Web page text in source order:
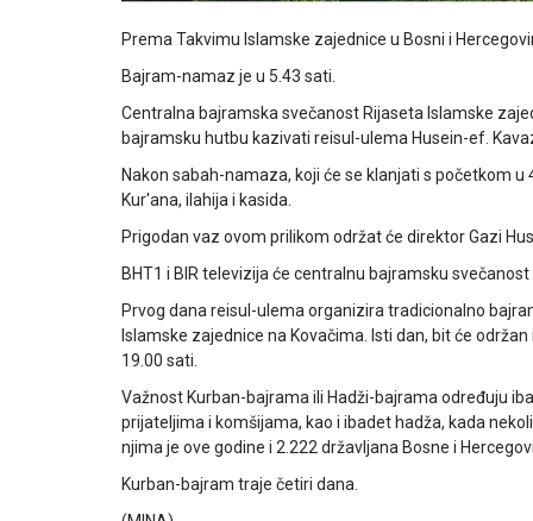
Prema Takvimu Islamske zajednice u Bosni i
Bajram-namaz je u 5.43 sati.
Centralna bajramska svečanost Rijaseta Islamske
bajramsku hutbu kazivati reisul-ulema Husein-ef.
Nakon sabah-namaza, koji će se klanjati s početkom
Kur'ana, ilahija i kasida.
Prigodan vaz ovom prilikom održat će direktor Gazi
BHT1 i BIR televizija će centralnu bajramsku
Prvog dana reisul-ulema organizira tradicionalno
Islamske zajednice na Kovačima. Isti dan, bit će
19.00 sati.
Važnost Kurban-bajrama ili Hadži-bajrama određuju
prijateljima i komšijama, kao i ibadet hadža, kada
njima je ove godine i 2.222 državljana Bosne i
Kurban-bajram traje četiri dana.